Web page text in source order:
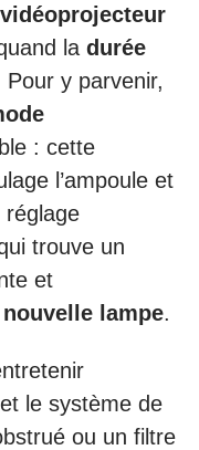
la durée
Pour y parvenir,
: cette
l’ampoule et
réglage
trouve un
et
lampe.
et le système de
ou un filtre